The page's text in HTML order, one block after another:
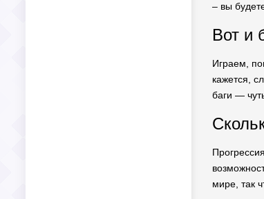
– вы
Вот и
Играем,
кажется,
баги —
мире, так